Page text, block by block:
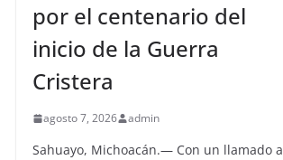
por el centenario del
inicio de la Guerra
Cristera
agosto 7, 2026 admin
Sahuayo, Michoacán.— Con un llamado a